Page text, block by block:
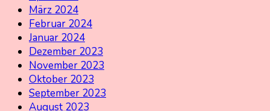
März 2024
Februar 2024
Januar 2024
Dezember 2023
November 2023
Oktober 2023
September 2023
August 2023